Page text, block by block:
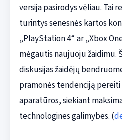
versija pasirodys vėliau. Tai
turintys senesnės kartos
„PlayStation 4“ ar „Xbox
mėgautis naujuoju žaidimu.
diskusijas žaidėjų
pramonės tendenciją
aparatūros, siekiant
technologines galimybes. (